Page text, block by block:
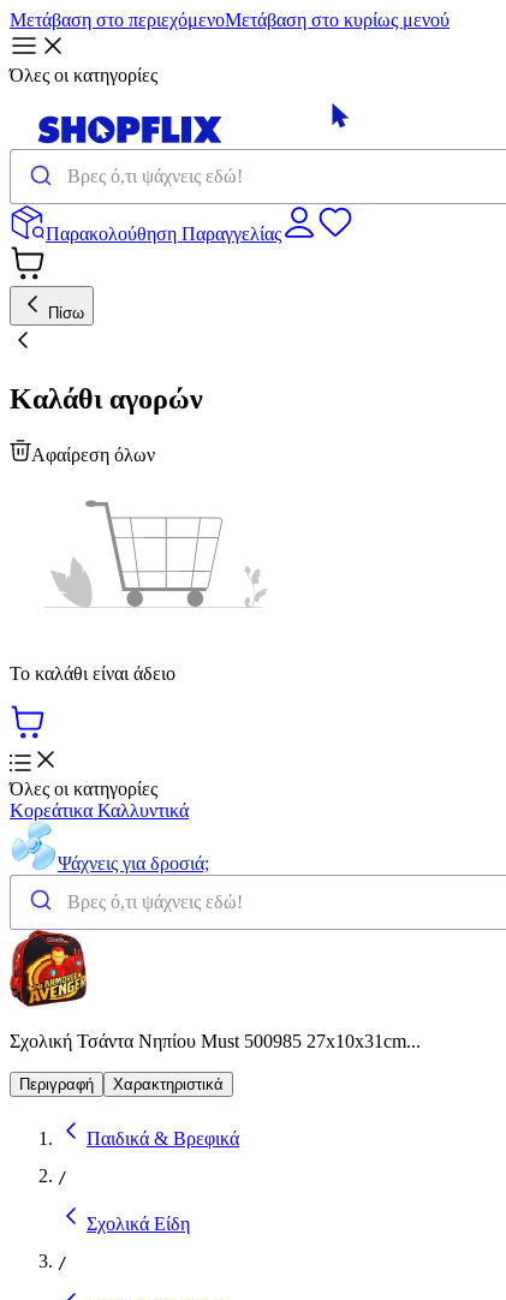
Μετάβαση στο περιεχόμενοΜετάβαση στο κυρίως μενού
Όλες οι κατηγορίες
Παρακολούθηση Παραγγελίας
Πίσω
Καλάθι αγορών
Αφαίρεση όλων
Το καλάθι είναι άδειο
Όλες οι κατηγορίες
Κορεάτικα Καλλυντικά
Ψάχνεις για δροσιά;
Σχολική Τσάντα Νηπίου Must 500985 27x10x31cm...
Περιγραφή Χαρακτηριστικά
Παιδικά & Βρεφικά
/
Σχολικά Είδη
/